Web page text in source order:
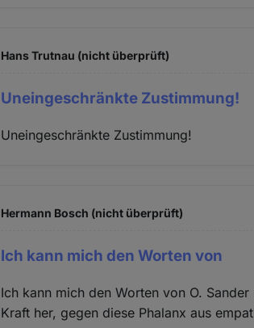
Hans Trutnau (nicht überprüft)
Uneingeschränkte Zustimmung!
Uneingeschränkte Zustimmung!
Hermann Bosch (nicht überprüft)
Ich kann mich den Worten von
Ich kann mich den Worten von O.
Kraft her, gegen diese Phalanx aus